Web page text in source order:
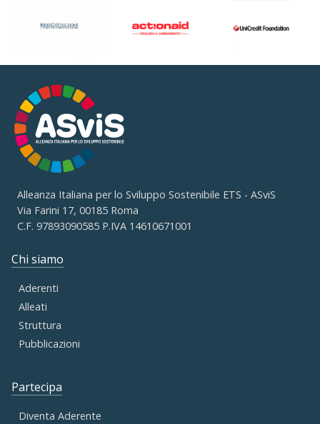
Alleanza Italiana per lo Sviluppo Sostenibile ETS - ASviS
Via Farini 17, 00185 Roma
C.F. 97893090585 P.IVA 14610671001
Chi siamo
Aderenti
Alleati
Struttura
Pubblicazioni
Partecipa
Diventa Aderente